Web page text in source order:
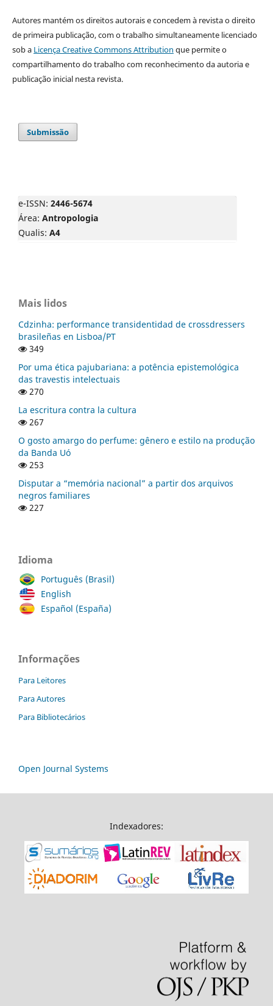
Autores mantém os direitos autorais e concedem à revista o direito
de primeira publicação, com o trabalho simultaneamente licenciado
sob a Licença Creative Commons Attribution que permite o
compartilhamento do trabalho com reconhecimento da autoria e
publicação inicial nesta revista.
Submissão
e-ISSN: 2446-5674
Área: Antropologia
Qualis: A4
Mais lidos
Cdzinha: performance transidentidad de crossdressers
brasileñas en Lisboa/PT
349
Por uma ética pajubariana: a potência epistemológica
das travestis intelectuais
270
La escritura contra la cultura
267
O gosto amargo do perfume: gênero e estilo na produção
da Banda Uó
253
Disputar a “memória nacional” a partir dos arquivos
negros familiares
227
Idioma
Português (Brasil)
English
Español (España)
Informações
Para Leitores
Para Autores
Para Bibliotecários
Open Journal Systems
Indexadores: